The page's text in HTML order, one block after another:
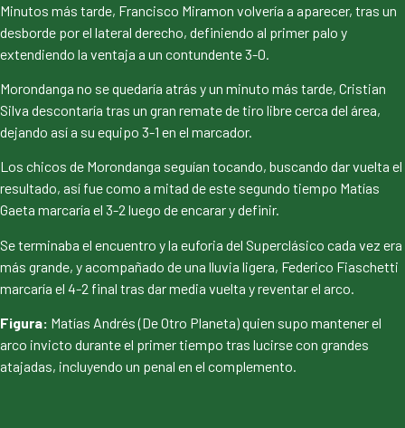
Minutos más tarde, Francisco Miramon volvería a aparecer, tras un
desborde por el lateral derecho, definiendo al primer palo y
extendiendo la ventaja a un contundente 3-0.
Morondanga no se quedaría atrás y un minuto más tarde, Cristian
Silva descontaría tras un gran remate de tiro libre cerca del área,
dejando así a su equipo 3-1 en el marcador.
Los chicos de Morondanga seguían tocando, buscando dar vuelta el
resultado, así fue como a mitad de este segundo tiempo Matías
Gaeta marcaría el 3-2 luego de encarar y definir.
Se terminaba el encuentro y la euforia del Superclásico cada vez era
más grande, y acompañado de una lluvia ligera, Federico Fiaschetti
marcaría el 4-2 final tras dar media vuelta y reventar el arco.
Figura: Matías Andrés (De Otro Planeta) quien supo mantener el
arco invicto durante el primer tiempo tras lucirse con grandes
atajadas, incluyendo un penal en el complemento.